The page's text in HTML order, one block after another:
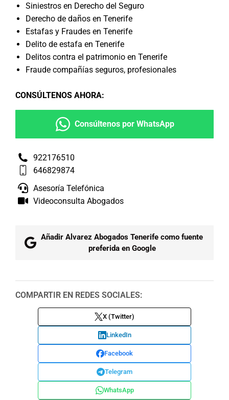
Siniestros en Derecho del Seguro
Derecho de daños en Tenerife
Estafas y Fraudes en Tenerife
Delito de estafa en Tenerife
Delitos contra el patrimonio en Tenerife
Fraude compañías seguros, profesionales
CONSÚLTENOS AHORA:
Consúltenos por WhatsApp
922176510
646829874
Asesoría Telefónica
Videoconsulta Abogados
Añadir Alvarez Abogados Tenerife como fuente
preferida en Google
COMPARTIR EN REDES SOCIALES:
X (Twitter)
LinkedIn
Facebook
Telegram
WhatsApp